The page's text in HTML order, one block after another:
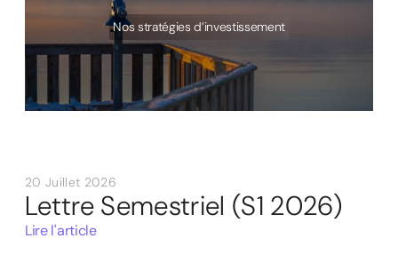
Nos stratégies d’investissement
20 Juillet 2026
Lettre Semestriel (S1 2026)
Lire l'article